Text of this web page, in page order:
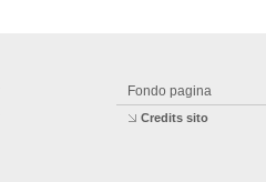
Fondo pagina
Credits sito